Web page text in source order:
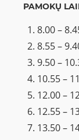
PAMOKŲ
8.00 –
8.55 –
9.50 –
10.55 –
12.00 –
12.55 –
13.50 –